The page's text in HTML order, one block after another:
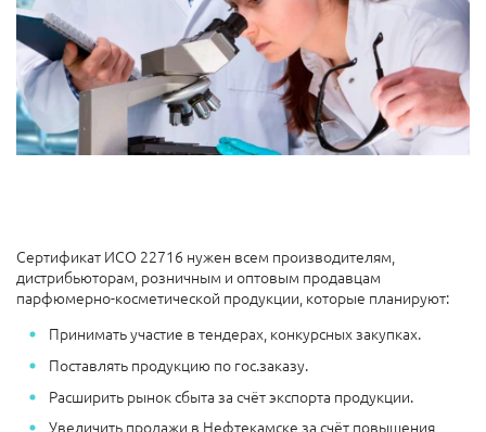
Сертификат ИСО 22716 нужен всем производителям,
дистрибьюторам, розничным и оптовым продавцам
парфюмерно-косметической продукции, которые планируют:
Принимать участие в тендерах, конкурсных закупках.
Поставлять продукцию по гос.заказу.
Расширить рынок сбыта за счёт экспорта продукции.
Увеличить продажи в Нефтекамске за счёт повышения